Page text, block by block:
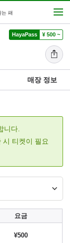
는 패
HayaPass ¥ 500 ~
매장 정보
니다.
시 티켓이 필요
요금
¥500